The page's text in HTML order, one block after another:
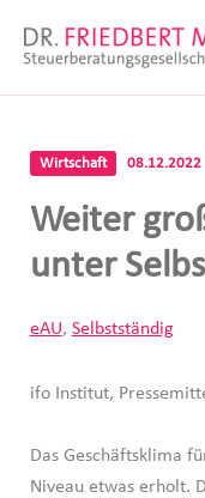
Inhalt
Wirtschaft 08.12.2022
Weiter
unter
eAU, Selbstständig
ifo Institut,
Das Geschäftsklima
Niveau etwas erholt.